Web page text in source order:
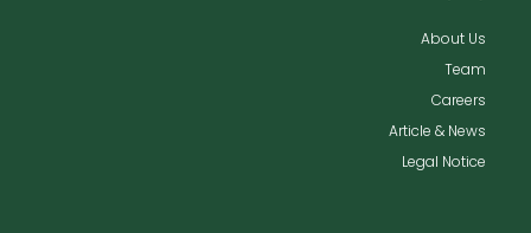
About Us
Team
Careers
Article & News
Legal Notice